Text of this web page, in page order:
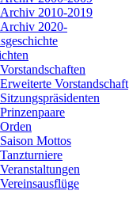
Archiv 2010-2019
Archiv 2020-
Vorstandschaften
Erweiterte Vorstandschaft
Sitzungspräsidenten
Prinzenpaare
Orden
Saison Mottos
Tanzturniere
Veranstaltungen
Vereinsausflüge